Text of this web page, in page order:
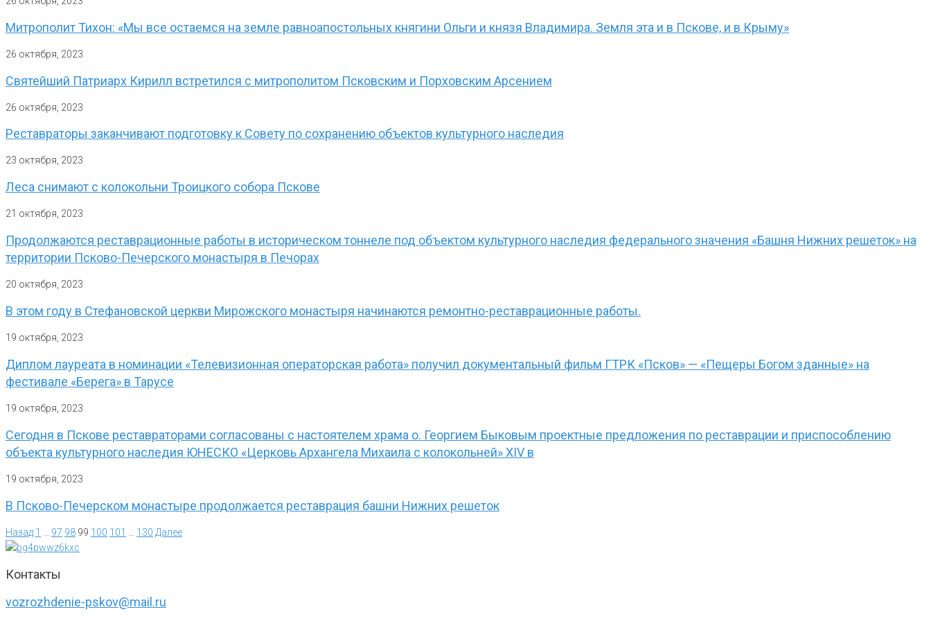
Митрополит Тихон: «Мы все остаемся на земле равноапостольных княгини Ольги и князя Владимира. Земля эта и в Пскове, и в Крыму»
26 октября, 2023
Святейший Патриарх Кирилл встретился с митрополитом Псковским и Порховским Арсением
26 октября, 2023
Реставраторы заканчивают подготовку к Совету по сохранению объектов культурного наследия
23 октября, 2023
Леса снимают с колокольни Троицкого собора Пскове
21 октября, 2023
Продолжаются реставрационные работы в историческом тоннеле под объектом культурного наследия федерального значения «Башня Нижних решеток» на
территории Псково-Печерского монастыря в Печорах
20 октября, 2023
В этом году в Стефановской церкви Мирожского монастыря начинаются ремонтно-реставрационные работы.
19 октября, 2023
Диплом лауреата в номинации «Телевизионная операторская работа» получил документальный фильм ГТРК «Псков» — «Пещеры Богом зданные» на
фестивале «Берега» в Тарусе
19 октября, 2023
Сегодня в Пскове реставраторами согласованы с настоятелем храма о. Георгием Быковым проектные предложения по реставрации и приспособлению
объекта культурного наследия ЮНЕСКО «Церковь Архангела Михаила с колокольней» XIV в
19 октября, 2023
В Псково-Печерском монастыре продолжается реставрация башни Нижних решеток
Назад 1 97 98 99 100 101 130 Далее
Контакты
vozrozhdenie-pskov@mail.ru